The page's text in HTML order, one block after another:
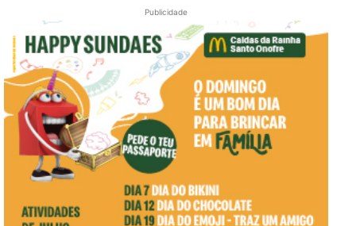
Publicidade